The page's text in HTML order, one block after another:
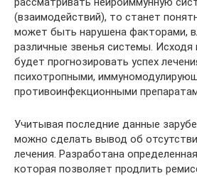
(взаимодействий), то станет
может быть нарушена факторами,
различные звенья системы. Исходя
будет прогнозировать успех
психотропными,
противоинфекционными
Учитывая последние данные
можно сделать вывод об
лечения. Разработана
которая позволяет продлить